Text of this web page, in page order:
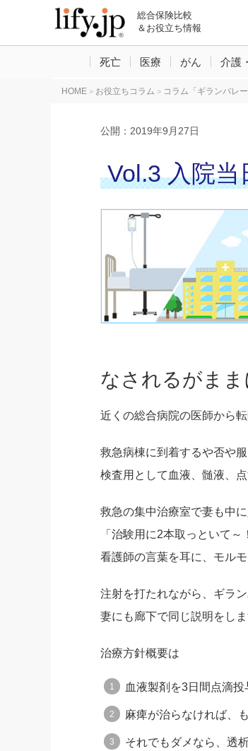
総合保険比較
＆お役立ち情報
死亡 医療 がん 介護
HOME > お役立ちコラム > コラム「ギランバレ
公開： 2019年9月27日
Vol.3 入院
なされるがまま
近くの総合病院の医師から
救急病棟に到着するや否や
検査用として血液、髄液、
救急の集中治療室で妻も中
「治験用に2本取っといて～
看護師の言葉を耳に、モル
注射を打たれながら、ギラ
妻にも廊下で同じ説明をし
治療方針概要は
血液製剤を3日間点滴
麻痺が治らなければ、
それでもダメなら、透